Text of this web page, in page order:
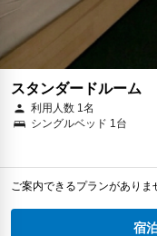
スタンダードルーム
利用人数 1名
シングルベッド 1台
ご案内できるプランがありま
宿